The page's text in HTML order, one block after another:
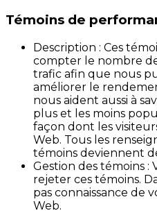
Témoins de
Description : Ces
compter le nombre
trafic afin que nous
améliorer le
nous aident aussi à
plus et les moins
façon dont les
Web. Tous les
témoins deviennent
Gestion des témoins :
rejeter ces témoins.
pas connaissance de
Web.